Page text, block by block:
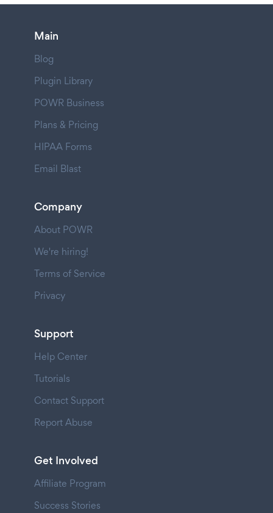
Main
Blog
Plugin Library
POWR Business
Plans & Pricing
HIPAA Forms
Email Blast
Company
About POWR
We're hiring!
Terms of Service
Privacy
Support
Help Center
Tutorials
Contact Support
Report Abuse
Get Involved
Affiliate Program
Success Stories